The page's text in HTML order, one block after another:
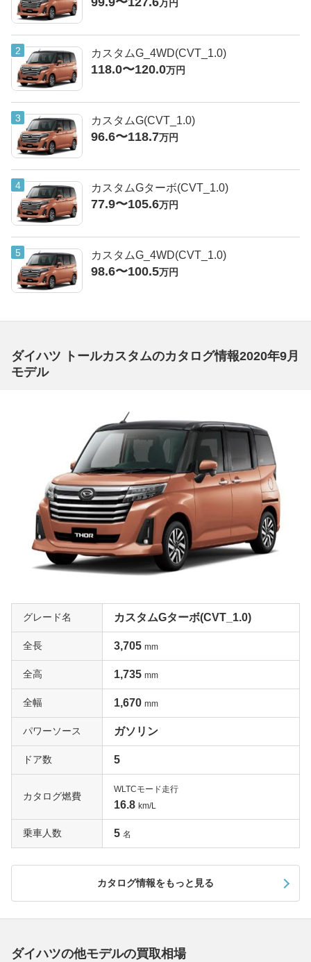
万円
カスタムG_4WD(CVT_1.0)
118.0〜120.0万円
カスタムG(CVT_1.0)
96.6〜118.7万円
カスタムGターボ(CVT_1.0)
77.9〜105.6万円
カスタムG_4WD(CVT_1.0)
98.6〜100.5万円
ダイハツ トールカスタムのカタログ情報2020年9月
モデル
グレード名 カスタムGターボ(CVT_1.0)
全長 3,705 mm
全高 1,735 mm
全幅 1,670 mm
パワーソース ガソリン
ドア数 5
カタログ燃費
WLTCモード走行
16.8 km/L
乗車人数 5 名
カタログ情報をもっと見る
ダイハツの他モデルの買取相場